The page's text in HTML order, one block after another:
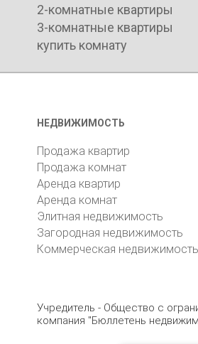
2-комнатные квартиры
3-комнатные квартиры
купить комнату
НЕДВИЖИМОСТЬ
Продажа квартир
Продажа комнат
Аренда квартир
Аренда комнат
Элитная недвижимость
Загородная недвижимость
Коммерческая недвижимость
Учредитель - Общество с
компания "Бюллетень